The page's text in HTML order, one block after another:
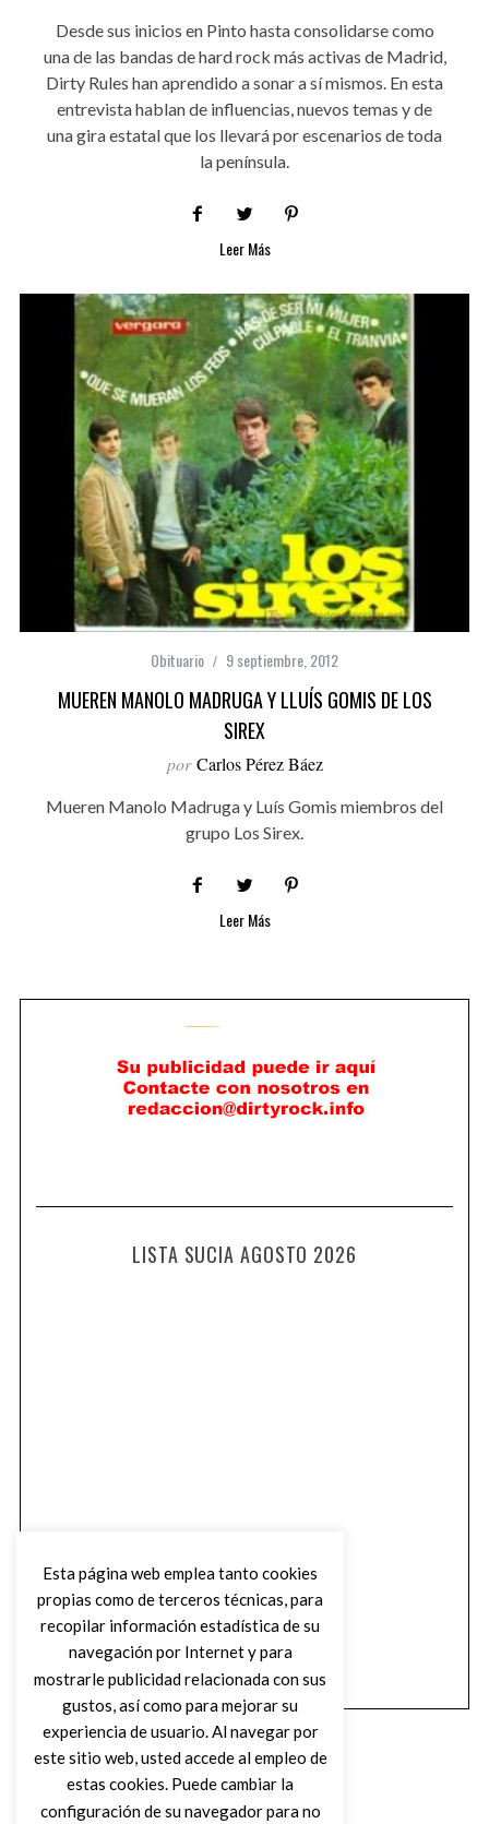
Desde sus inicios en Pinto hasta consolidarse como
una de las bandas de hard rock más activas de Madrid,
Dirty Rules han aprendido a sonar a sí mismos. En esta
entrevista hablan de influencias, nuevos temas y de
una gira estatal que los llevará por escenarios de toda
la península.
Leer Más
Obituario 9 septiembre, 2012
MUEREN MANOLO MADRUGA Y LLUÍS GOMIS DE LOS
SIREX
por Carlos Pérez Báez
Mueren Manolo Madruga y Luís Gomis miembros del
grupo Los Sirex.
Leer Más
LISTA SUCIA AGOSTO 2026
Esta página web emplea tanto cookies
propias como de terceros técnicas, para
recopilar información estadística de su
navegación por Internet y para
mostrarle publicidad relacionada con sus
gustos, así como para mejorar su
experiencia de usuario. Al navegar por
este sitio web, usted accede al empleo de
estas cookies. Puede cambiar la
configuración de su navegador para no